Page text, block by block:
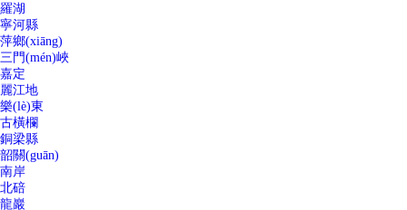
羅湖
寧河縣
萍鄉(xiāng)
三門(mén)峽
嘉定
麗江地
樂(lè)東
古橫欄
銅梁縣
韶關(guān)
南岸
北碚
龍巖